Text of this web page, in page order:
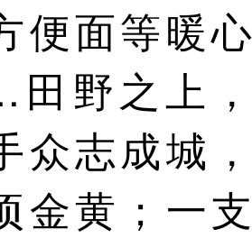
便面等暖心
野之上，
众志成城，
金黄；一支